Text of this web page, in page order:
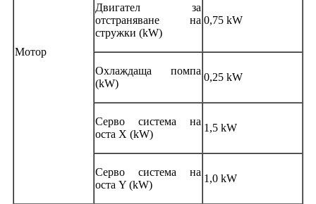
Мотор
Двигател за
отстраняване на
стружки (kW)
0,75 kW
Охлаждаща помпа
(kW)
0,25 kW
Серво система на
оста X (kW)
1,5 kW
Серво система на
оста Y (kW)
1,0 kW